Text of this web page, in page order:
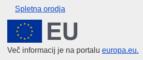
Spletna orodja
Evropska unija
Več informacij je na portalu europa.eu.